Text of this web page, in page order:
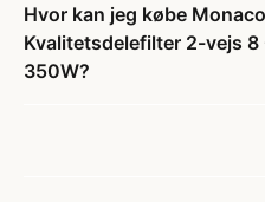
Hvor kan jeg købe
Kvalitetsdelefilter 2-vejs
350W?